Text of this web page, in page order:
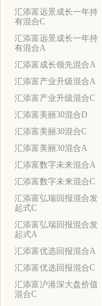
汇添富远景成长一年持
有混合C
汇添富远景成长一年持
有混合A
汇添富成长领先混合A
汇添富产业升级混合A
汇添富产业升级混合C
汇添富美丽30混合D
汇添富美丽30混合C
汇添富美丽30混合A
汇添富数字未来混合A
汇添富数字未来混合C
汇添富弘瑞回报混合发
起式C
汇添富弘瑞回报混合发
起式A
汇添富优选回报混合A
汇添富优选回报混合C
汇添富沪港深大盘价值
混合C